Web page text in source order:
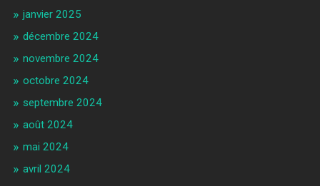
janvier 2025
décembre 2024
novembre 2024
octobre 2024
septembre 2024
août 2024
mai 2024
avril 2024